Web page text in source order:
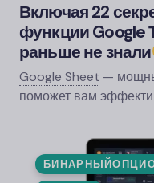
Включая 22
функции Google
раньше не знали
Google Sheet —
поможет вам